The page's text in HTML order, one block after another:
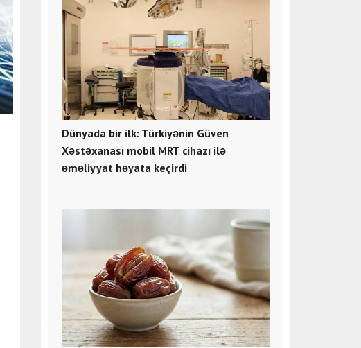
Dünyada bir ilk: Türkiyənin Güven
Xəstəxanası mobil MRT cihazı ilə
əməliyyat həyata keçirdi